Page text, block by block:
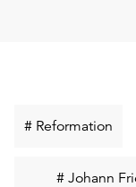
# Reformation
# Johann